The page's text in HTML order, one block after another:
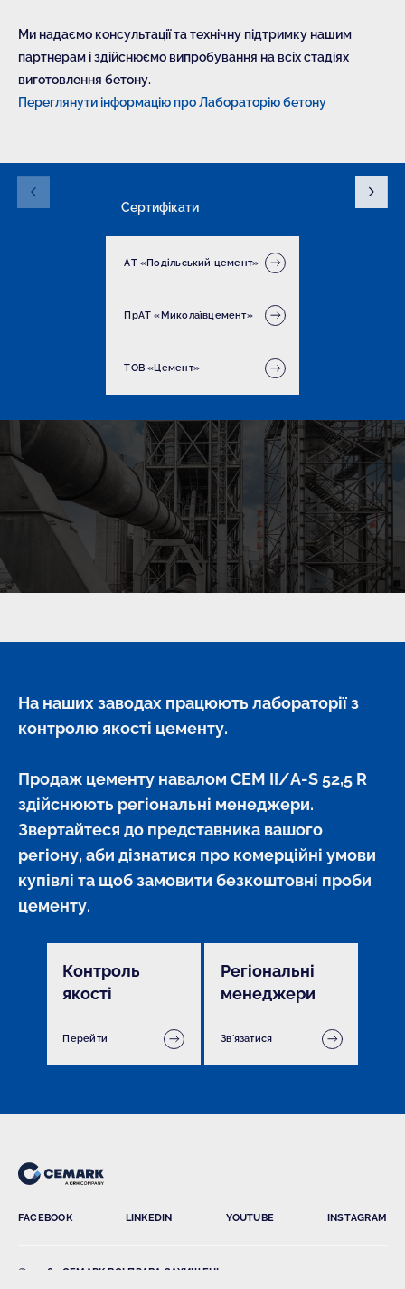
Ми надаємо консультації та технічну підтримку нашим
партнерам і здійснюємо випробування на всіх стадіях
виготовлення бетону.
Переглянути інформацію про Лабораторію бетону
Сертифікати
АТ «Подільський цемент»
ПрАТ «Миколаївцемент»
ТОВ «Цемент»
На наших заводах працюють лабораторії з
контролю якості цементу.
Продаж цементу навалом CEM II/A-S 52,5 R
здійснюють регіональні менеджери.
Звертайтеся до представника вашого
регіону, аби дізнатися про комерційні умови
купівлі та щоб замовити безкоштовні проби
цементу.
Контроль
якості
Перейти
Регіональні
менеджери
Зв'язатися
FACEBOOK LINKEDIN YOUTUBE INSTAGRAM
© 2026 , CEMARK ВСІ ПРАВА ЗАХИЩЕНІ